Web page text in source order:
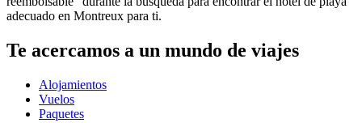
adecuado en Montreux para ti.
Te acercamos a un mundo de viajes
Alojamientos
Vuelos
Paquetes